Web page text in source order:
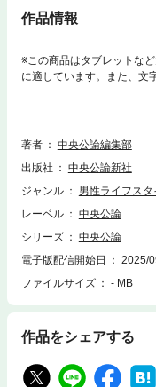
作品情報
※この商品はタブレットな
に適しています。また、文
ト、検索、辞書の参照、引
争、ガザ紛争、イスラエル
国の民主主義の変調──。
いのが宗教的要因である。
動く国際情勢を読み解こう
……………第139巻 第10号
まで歴史の「転轍器」とし
スラム、「数千年の対立」
んり◆ナショナリズムとと
影▼高橋沙奈美◆歴史から
「ヒンドゥー国家」化す
おける宗教の役割とは人生
ネルケ無方＝＝＝＝＝＝
の「戦後」▼境家史郎●ト
著者
中央公論編集部
出版社
中央公論新社
ジャンル
男性ライフス
レーベル
中央公論
シリーズ
中央公論
電子版配信開始日
2025/
ファイルサイズ
- MB
作品をシェアする